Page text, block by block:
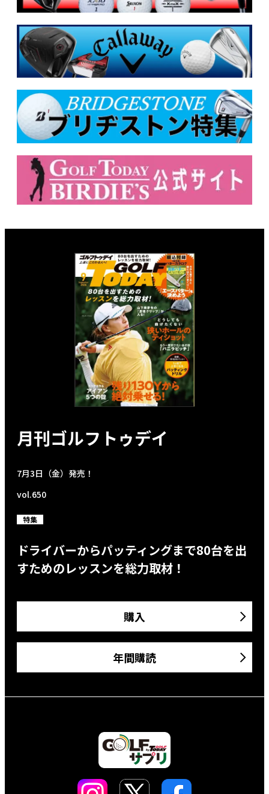
月刊ゴルフトゥデイ
7月3日（金）発売！
vol.650
特集
ドライバーからパッティングまで80台を出
すためのレッスンを総力取材！
購入
年間購読